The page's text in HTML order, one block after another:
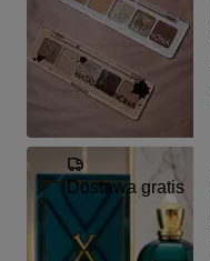
Dostawa gratis